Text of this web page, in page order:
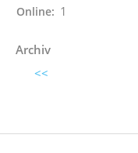
Online: 1
Archiv
<<